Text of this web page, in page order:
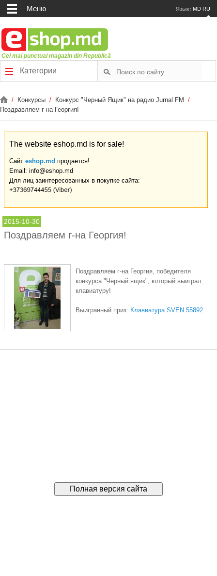
Меню Язык: MD RU
Cel mai punctual magazin din Republică
Категории
/ Конкурсы / Конкурс "Черный Ящик" на радио Jurnal FM
/
Поздравляем г-на Георгия!
The website eshop.md is for sale!
Сайт eshop.md продается!
Email: info@eshop.md
Для лиц заинтересованных в покупке сайта:
2015-10-30
Поздравляем г-на Георгия!
Поздравляем г-на Георгия, победителя
конкурса "Чёрный ящик", который выиграл
клавиатуру!
Выигранный приз: Клавиатура SVEN 55892